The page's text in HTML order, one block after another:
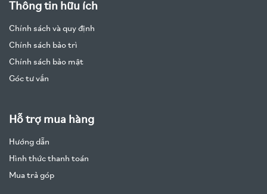
Thông tin hữu ích
Chính sách và quy định
Chính sách bảo trì
Chính sách bảo mật
Góc tư vấn
Hỗ trợ mua hàng
Hướng dẫn
Hình thức thanh toán
Mua trả góp